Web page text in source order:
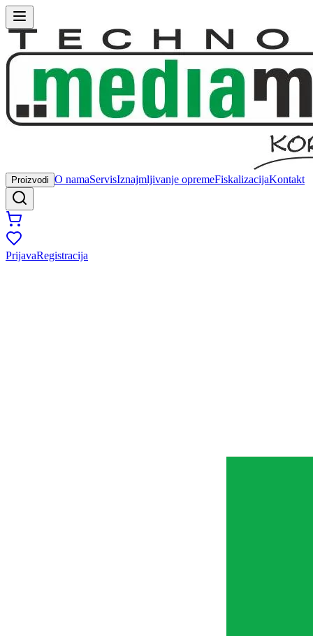
Proizvodi O namaServisIznajmljivanje opremeFiskalizacijaKontakt
PrijavaRegistracija